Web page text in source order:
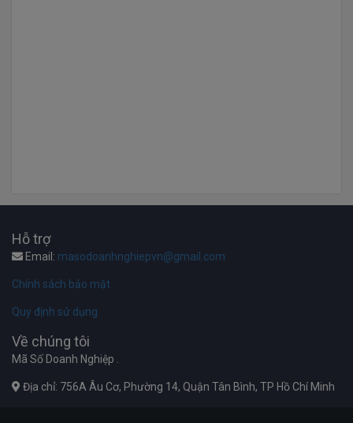
Hỗ trợ
Email: masodoanhnghiepvn@gmail.com
Chính sách bảo mật
Quy định sử dụng
Về chúng tôi
Mã Số Doanh Nghiệp .
Địa chỉ: 756A Âu Cơ, Phường 14, Quận Tân Bình, TP Hồ Chí Minh